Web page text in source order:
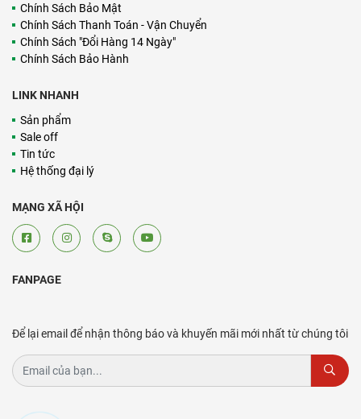
Chính Sách Bảo Mật
Chính Sách Thanh Toán - Vận Chuyển
Chính Sách "Đổi Hàng 14 Ngày"
Chính Sách Bảo Hành
LINK NHANH
Sản phẩm
Sale off
Tin tức
Hệ thống đại lý
MẠNG XÃ HỘI
FANPAGE
Để lại email để nhận thông báo và khuyến mãi mới nhất từ chúng tôi